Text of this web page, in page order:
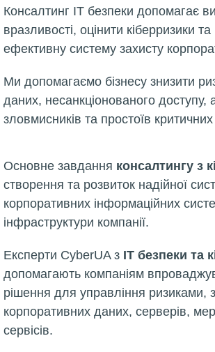
Консалтинг ІТ безпеки допомагає
вразливості, оцінити кіберризики
ефективну систему захисту
Ми допомагаємо бізнесу знизити
даних, несанкціонованого доступу,
зловмисників та простоїв
Основне завдання консалтингу з
створення та розвиток надійної
корпоративних інформаційних
інфраструктури компанії.
Експерти CyberUA з ІТ безпеки та
допомагають компаніям
рішення для управління ризиками,
корпоративних даних, серверів,
сервісів.